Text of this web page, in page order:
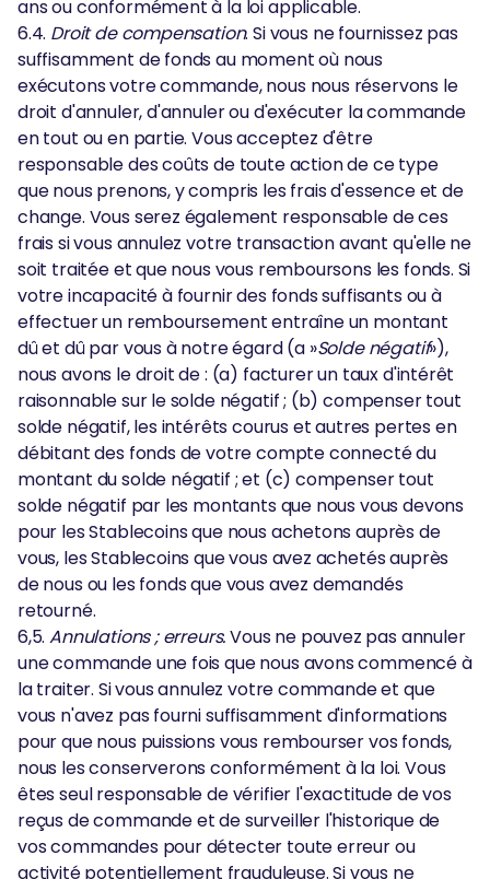
ans ou conformément à la loi applicable.
6.4. Droit de compensation. Si vous ne fournissez pas
suffisamment de fonds au moment où nous
exécutons votre commande, nous nous réservons le
droit d'annuler, d'annuler ou d'exécuter la commande
en tout ou en partie. Vous acceptez d'être
responsable des coûts de toute action de ce type
que nous prenons, y compris les frais d'essence et de
change. Vous serez également responsable de ces
frais si vous annulez votre transaction avant qu'elle ne
soit traitée et que nous vous remboursons les fonds. Si
votre incapacité à fournir des fonds suffisants ou à
effectuer un remboursement entraîne un montant
dû et dû par vous à notre égard (a »Solde négatif»),
nous avons le droit de : (a) facturer un taux d'intérêt
raisonnable sur le solde négatif ; (b) compenser tout
solde négatif, les intérêts courus et autres pertes en
débitant des fonds de votre compte connecté du
montant du solde négatif ; et (c) compenser tout
solde négatif par les montants que nous vous devons
pour les Stablecoins que nous achetons auprès de
vous, les Stablecoins que vous avez achetés auprès
de nous ou les fonds que vous avez demandés
retourné.
6,5.Annulations ; erreurs.Vous ne pouvez pas annuler
une commande une fois que nous avons commencé à
la traiter. Si vous annulez votre commande et que
vous n'avez pas fourni suffisamment d'informations
pour que nous puissions vous rembourser vos fonds,
nous les conserverons conformément à la loi. Vous
êtes seul responsable de vérifier l'exactitude de vos
reçus de commande et de surveiller l'historique de
vos commandes pour détecter toute erreur ou
activité potentiellement frauduleuse. Si vous ne